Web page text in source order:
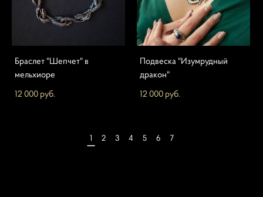
Браслет "Шепчет" в
мельхиоре
12 000 pуб.
Подвеска "Изумрудный
дракон"
12 000 pуб.
1 2 3 4 5 6 7